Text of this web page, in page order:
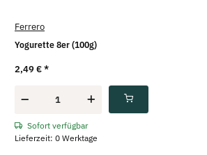
Ferrero
Yogurette 8er (100g)
2,49 €*
Sofort verfügbar
Lieferzeit: 0 Werktage